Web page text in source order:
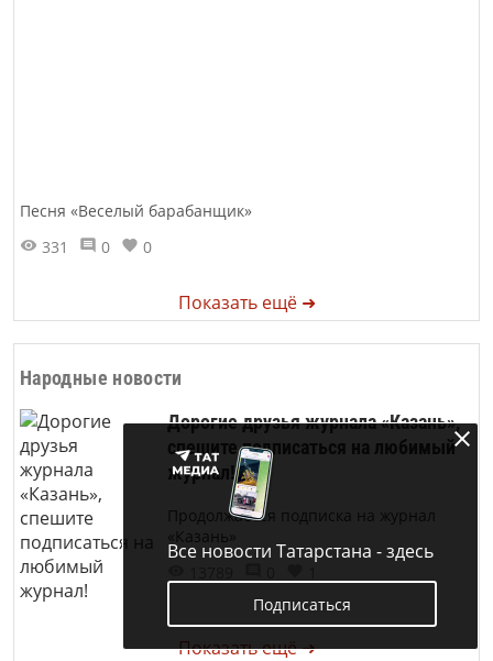
Песня «Веселый барабанщик»
331
0 0
Показать ещё ➜
Народные новости
Дорогие друзья журнала «Казань»,
спешите подписаться на любимый
журнал!
Продолжается подписка на журнал
«Казань»
Показать ещё ➜
Все новости Татарстана - здесь
Подписаться